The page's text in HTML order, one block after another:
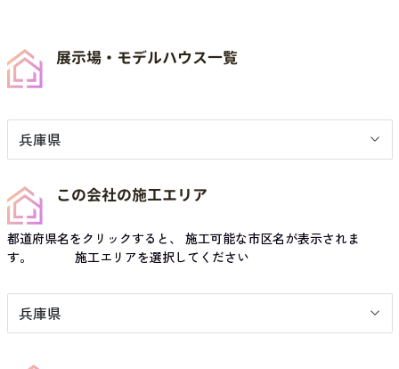
展示場・モデルハウス一覧
兵庫県
この会社の施工エリア
都道府県名をクリックすると、 施工可能な市区名が表示されま
す。 施工エリアを選択してください
兵庫県